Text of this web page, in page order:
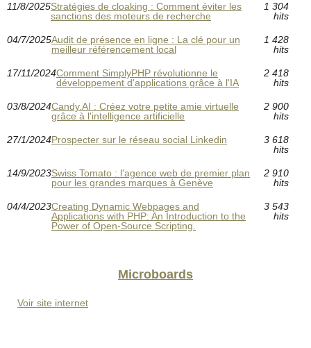
11/8/2025Stratégies de cloaking : Comment éviter les
sanctions des moteurs de recherche
1 304
hits
04/7/2025Audit de présence en ligne : La clé pour un
meilleur référencement local
1 428
hits
17/11/2024Comment SimplyPHP révolutionne le
développement d'applications grâce à l'IA
2 418
hits
03/8/2024Candy.AI : Créez votre petite amie virtuelle
grâce à l'intelligence artificielle
2 900
hits
27/1/2024Prospecter sur le réseau social Linkedin
3 618
hits
14/9/2023Swiss Tomato : l'agence web de premier plan
pour les grandes marques à Genève
2 910
hits
04/4/2023Creating Dynamic Webpages and
Applications with PHP: An Introduction to the
Power of Open-Source Scripting.
3 543
hits
Microboards
Voir site internet